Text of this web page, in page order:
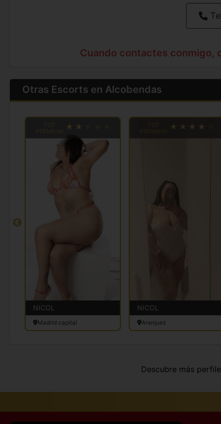
Cuando contactes conmigo,
Otras Escorts en Alcobendas
NICOL
Madrid capital
NICOL
Aranjuez
Descubre más